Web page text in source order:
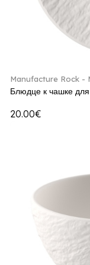
Manufacture Rock -
Блюдце к чашке
20.00€